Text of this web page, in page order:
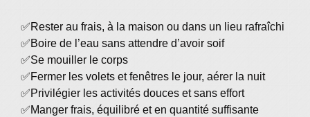
✅Rester au frais, à la maison ou dans un lieu rafraîchi
✅Boire de l’eau sans attendre d’avoir soif
✅Se mouiller le corps
✅Fermer les volets et fenêtres le jour, aérer la nuit
✅Privilégier les activités douces et sans effort
✅Manger frais, équilibré et en quantité suffisante